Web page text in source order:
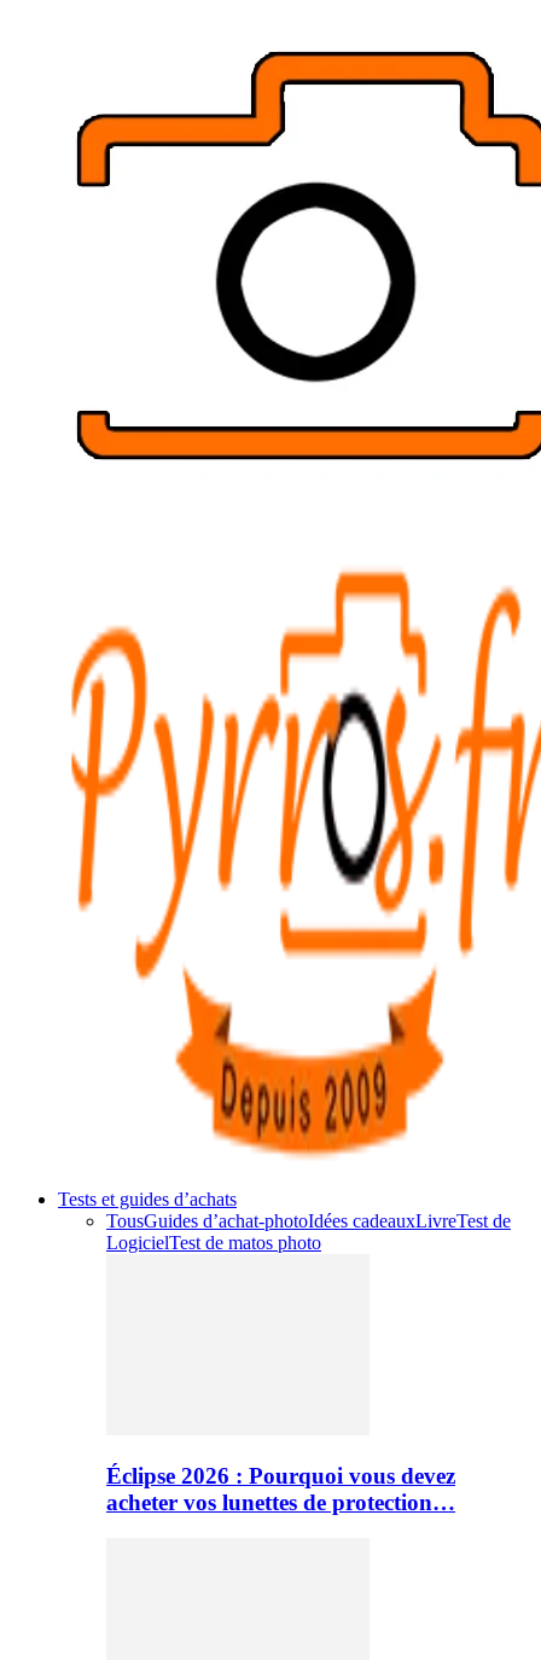
Tests et guides d’achats
TousGuides d’achat-photoIdées cadeauxLivreTest de
LogicielTest de matos photo
Éclipse 2026 : Pourquoi vous devez
acheter vos lunettes de protection…